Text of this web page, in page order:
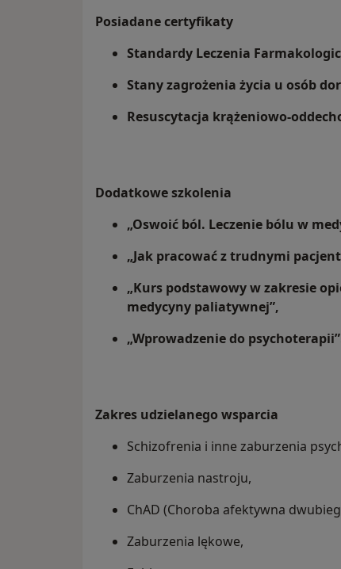
Posiadane certyfikaty
Standardy Leczenia
Stany zagrożenia życia u osób
Resuscytacja krążeniowo-
Dodatkowe szkolenia
„Oswoić ból. Leczenie bólu w
„Jak pracować z trudnymi
„Kurs podstawowy w zakresie
medycyny paliatywnej”,
„Wprowadzenie do
Zakres udzielanego wsparcia
Schizofrenia i inne zaburzenia
Zaburzenia nastroju,
ChAD (Choroba afektywna
Zaburzenia lękowe,